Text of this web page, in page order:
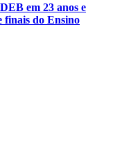
em 23 anos e
finais do Ensino